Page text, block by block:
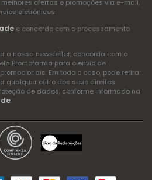
ofertas e promoções via e-mail,
eletrónicos
e concordo com o processamento
a nossa newsletter, concorda com o
Promofarma para o envio de
Em todo o caso, pode retirar
qualquer outro dos seus direitos
de dados, conforme informado na
.